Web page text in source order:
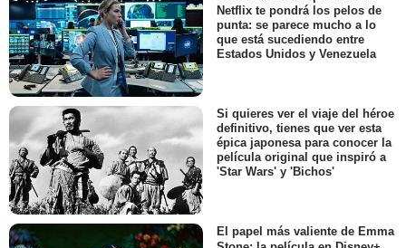
Netflix te pondrá los pelos de
punta: se parece mucho a lo
que está sucediendo entre
Estados Unidos y Venezuela
Si quieres ver el viaje del héroe
definitivo, tienes que ver esta
épica japonesa para conocer la
película original que inspiró a
'Star Wars' y 'Bichos'
El papel más valiente de Emma